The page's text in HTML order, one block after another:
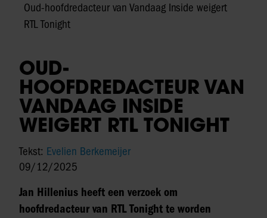
Oud-hoofdredacteur van Vandaag Inside weigert
RTL Tonight
OUD-
HOOFDREDACTEUR VAN
VANDAAG INSIDE
WEIGERT RTL TONIGHT
Tekst: Evelien Berkemeijer
09/12/2025
Jan Hillenius heeft een verzoek om
hoofdredacteur van RTL Tonight te worden